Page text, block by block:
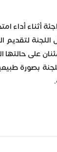
أثناء أداء
اللجنة
على حالتها
بصورة